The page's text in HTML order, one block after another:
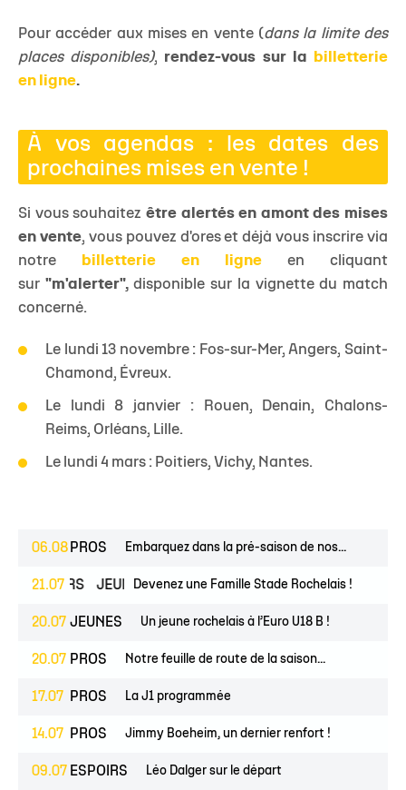
Pour accéder aux mises en vente (dans la limite des
places disponibles), rendez-vous sur la
billetterie
en ligne.
À vos agendas : les dates des
prochaines mises en vente !
Si vous souhaitez être alertés en amont des mises
en vente, vous pouvez d'ores et déjà vous inscrire via
notre
billetterie en ligne en cliquant
sur "m'alerter",disponible sur la vignette du match
concerné.
Le lundi 13 novembre : Fos-sur-Mer, Angers, Saint-
Chamond, Évreux.
Le lundi 8 janvier : Rouen, Denain, Chalons-
Reims, Orléans, Lille.
Le lundi 4 mars : Poitiers, Vichy, Nantes.
06.08 PROS Embarquez dans la pré-saison de nos...
21.07
ESPOIRS JEUNES Devenez une Famille Stade Rochelais !
20.07 JEUNES Un jeune rochelais à l’Euro U18 B !
20.07 PROS Notre feuille de route de la saison...
17.07 PROS La J1 programmée
14.07 PROS Jimmy Boeheim, un dernier renfort !
09.07 ESPOIRS Léo Dalger sur le départ